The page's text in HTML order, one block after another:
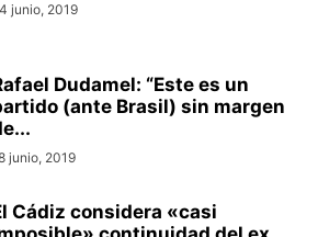
junio, 2019
Dudamel: “Este es un
(ante Brasil) sin margen
junio, 2019
Cádiz considera «casi